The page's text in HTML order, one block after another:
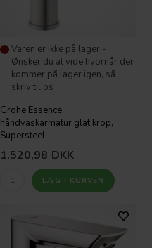
Varen er ikke på lager -
Ønsker du at vide hvornår den
kommer på lager igen, så
skriv til os
Grohe Essence
håndvaskarmatur glat krop,
Supersteel
1.520,98 DKK